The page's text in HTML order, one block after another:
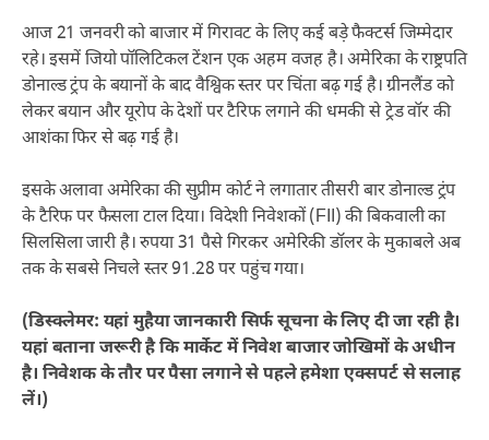
आज 21 जनवरी को बाजार में गिरावट के लिए कई बड़े फैक्टर्स जिम्मेदार
रहे। इसमें जियो पॉलिटिकल टेंशन एक अहम वजह है। अमेरिका के राष्ट्रपति
डोनाल्ड ट्रंप के बयानों के बाद वैश्विक स्तर पर चिंता बढ़ गई है। ग्रीनलैंड को
लेकर बयान और यूरोप के देशों पर टैरिफ लगाने की धमकी से ट्रेड वॉर की
आशंका फिर से बढ़ गई है।
इसके अलावा अमेरिका की सुप्रीम कोर्ट ने लगातार तीसरी बार डोनाल्ड ट्रंप
के टैरिफ पर फैसला टाल दिया। विदेशी निवेशकों (FII) की बिकवाली का
सिलसिला जारी है। रुपया 31 पैसे गिरकर अमेरिकी डॉलर के मुकाबले अब
तक के सबसे निचले स्तर 91.28 पर पहुंच गया।
(डिस्क्लेमर: यहां मुहैया जानकारी सिर्फ सूचना के लिए दी जा रही है।
यहां बताना जरूरी है कि मार्केट में निवेश बाजार जोखिमों के अधीन
है। निवेशक के तौर पर पैसा लगाने से पहले हमेशा एक्सपर्ट से सलाह
लें।)